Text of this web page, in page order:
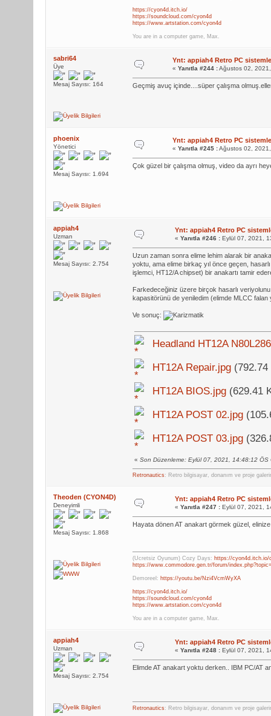
https://cyon4d.itch.io/
https://soundcloud.com/cyon4d
https://www.artstation.com/cyon4d
You are in a computer game, Max.
sabri64
Üye
Mesaj Sayısı: 164
Ynt: appiah4 Retro PC
« Yanıtla #244 :Ağustos 02,
Geçmiş avuç içinde....süper çalışma
phoenix
Yönetici
Mesaj Sayısı: 1.694
Ynt: appiah4 Retro PC
« Yanıtla #245 :Ağustos 02,
Çok güzel bir çalışma olmuş, video da ayrı
appiah4
Uzman
Mesaj Sayısı: 2.754
Ynt: appiah4 Retro PC
« Yanıtla #246 :Eylül 07, 2021,
Uzun zaman sonra elime lehim alarak bir
yoktu, ama elime birkaç yıl önce geçen,
işlemci, HT12/A chipset) bir anakartı tamir
Farkedeceğiniz üzere birçok hasarlı
kapasitörünü de yeniledim (elimde MLCC falan
Ve sonuç:
Headland HT12A
HT12A Repair.jpg
HT12A BIOS.jpg (629.41
HT12A POST 02.jpg
HT12A POST 03.jpg
« Son Düzenleme: Eylül 07, 2021, 14:48:12 ÖS
Retronautics: Retro bilgisayar, donanım ve proje
Theoden (CYON4D)
Deneyimli
Mesaj Sayısı: 1.868
Ynt: appiah4 Retro PC
« Yanıtla #247 :Eylül 07, 2021,
Hayata dönen AT anakart görmek güzel, elinize
(Ücretsiz Oyunum) Cozy Days: https://cyon4d.itch.io/
https://www.commodore.gen.tr/forum/
Demoreel: https://youtu.be/Nzi4VcmWyXA
https://cyon4d.itch.io/
https://soundcloud.com/cyon4d
https://www.artstation.com/cyon4d
You are in a computer game, Max.
appiah4
Uzman
Mesaj Sayısı: 2.754
Ynt: appiah4 Retro PC
« Yanıtla #248 :Eylül 07, 2021,
Elimde AT anakart yoktu derken.. IBM PC/AT
Retronautics: Retro bilgisayar, donanım ve proje